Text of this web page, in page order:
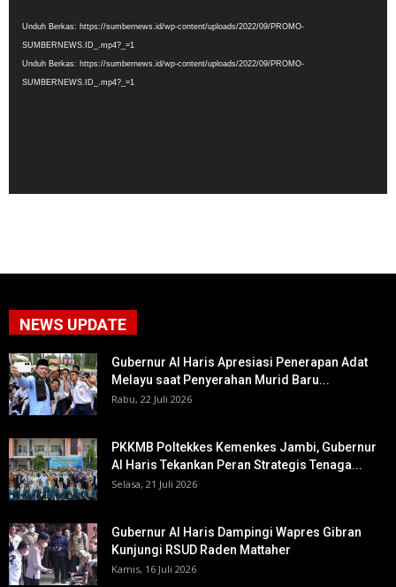
Unduh Berkas: https://sumbernews.id/wp-content/uploads/2022/09/PROMO-
SUMBERNEWS.ID_.mp4?_=1
Unduh Berkas: https://sumbernews.id/wp-content/uploads/2022/09/PROMO-
SUMBERNEWS.ID_.mp4?_=1
NEWS UPDATE
Gubernur Al Haris Apresiasi Penerapan Adat
Melayu saat Penyerahan Murid Baru...
Rabu, 22 Juli 2026
PKKMB Poltekkes Kemenkes Jambi, Gubernur
Al Haris Tekankan Peran Strategis Tenaga...
Selasa, 21 Juli 2026
Gubernur Al Haris Dampingi Wapres Gibran
Kunjungi RSUD Raden Mattaher
Kamis, 16 Juli 2026